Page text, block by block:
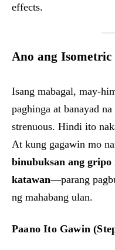
effects.
Ano ang
Isang mabagal, may-
paghinga at banayad
strenuous. Hindi ito
At kung gagawin mo
binubuksan ang gripo
katawan—parang
ng mahabang ulan.
Paano Ito Gawin